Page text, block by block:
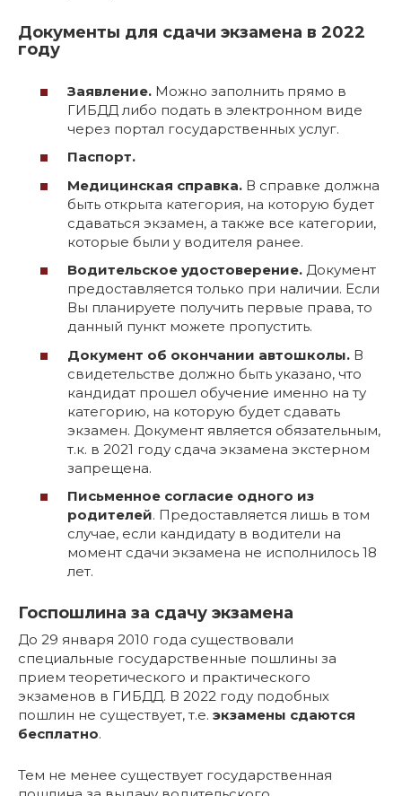
Документы для сдачи экзамена в 2022
году
Заявление. Можно заполнить прямо в
ГИБДД либо подать в электронном виде
через портал государственных услуг.
Паспорт.
Медицинская справка. В справке должна
быть открыта категория, на которую будет
сдаваться экзамен, а также все категории,
которые были у водителя ранее.
Водительское удостоверение. Документ
предоставляется только при наличии. Если
Вы планируете получить первые права, то
данный пункт можете пропустить.
Документ об окончании автошколы. В
свидетельстве должно быть указано, что
кандидат прошел обучение именно на ту
категорию, на которую будет сдавать
экзамен. Документ является обязательным,
т.к. в 2021 году сдача экзамена экстерном
запрещена.
Письменное согласие одного из
родителей. Предоставляется лишь в том
случае, если кандидату в водители на
момент сдачи экзамена не исполнилось 18
лет.
Госпошлина за сдачу экзамена
До 29 января 2010 года существовали
специальные государственные пошлины за
прием теоретического и практического
экзаменов в ГИБДД. В 2022 году подобных
пошлин не существует, т.е. экзамены сдаются
бесплатно.
Тем не менее существует государственная